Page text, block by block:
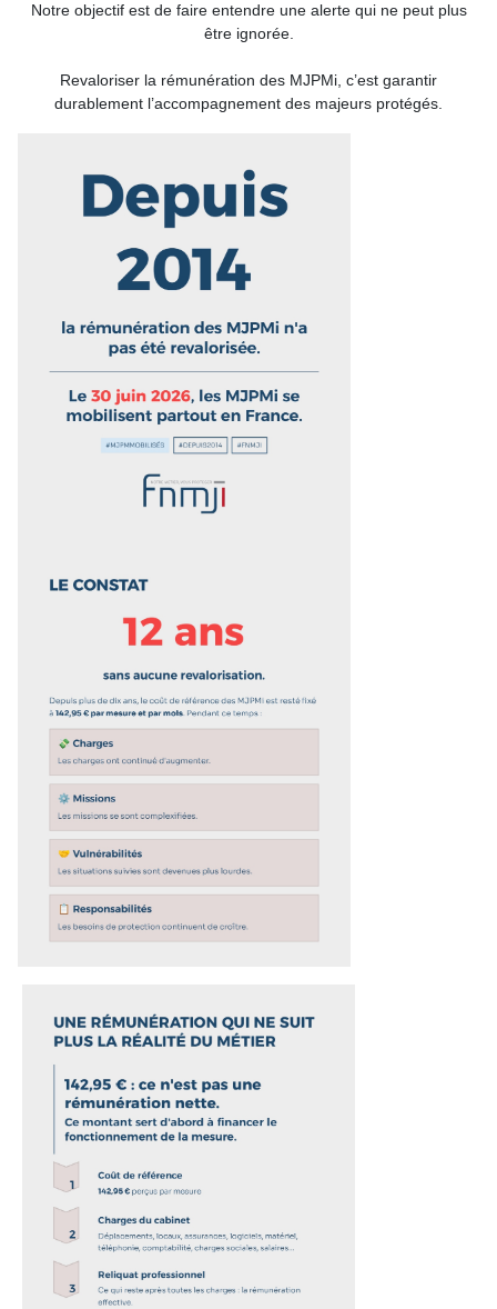
Notre objectif est de faire entendre une alerte qui ne peut plus
être ignorée.
Revaloriser la rémunération des MJPMi, c’est garantir
durablement l’accompagnement des majeurs protégés.